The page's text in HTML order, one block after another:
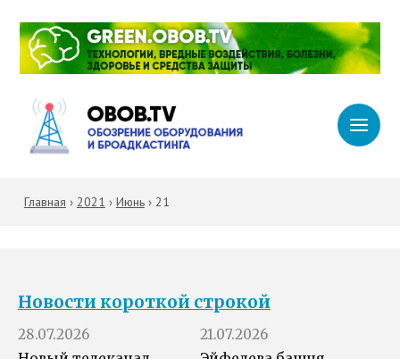
Главная › 2021 › Июнь› 21
Новости короткой строкой
28.07.2026
21.07.2026